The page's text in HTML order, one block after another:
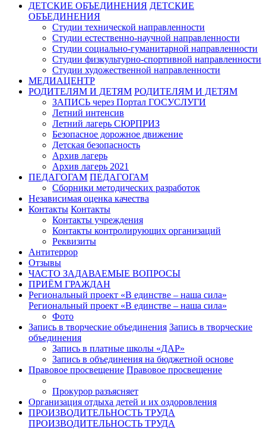
ДЕТСКИЕ ОБЪЕДИНЕНИЯ ДЕТСКИЕ
ОБЪЕДИНЕНИЯ
Студии технической направленности
Студии естественно-научной направленности
Студии социально-гуманитарной направленности
Студии физкультурно-спортивной направленности
Студии художественной направленности
МЕДИАЦЕНТР
РОДИТЕЛЯМ И ДЕТЯМ РОДИТЕЛЯМ И ДЕТЯМ
ЗАПИСЬ через Портал ГОСУСЛУГИ
Летний интенсив
Летний лагерь СЮРПРИЗ
Безопасное дорожное движение
Детская безопасность
Архив лагерь
Архив лагерь 2021
ПЕДАГОГАМ ПЕДАГОГАМ
Сборники методических разработок
Независимая оценка качества
Контакты Контакты
Контакты учреждения
Контакты контролирующих организаций
Реквизиты
Антитеррор
Отзывы
ЧАСТО ЗАДАВАЕМЫЕ ВОПРОСЫ
ПРИЁМ ГРАЖДАН
Региональный проект «В единстве – наша сила»
Региональный проект «В единстве – наша сила»
Фото
Запись в творческие объединения Запись в творческие
объединения
Запись в платные школы «ДАР»
Запись в объединения на бюджетной основе
Правовое просвещение Правовое просвещение
Прокурор разъясняет
Организация отдыха детей и их оздоровления
ПРОИЗВОДИТЕЛЬНОСТЬ ТРУДА
ПРОИЗВОДИТЕЛЬНОСТЬ ТРУДА